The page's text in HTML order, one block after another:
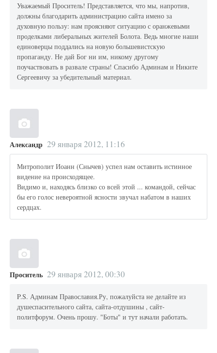
Уважаемый Проситель! Представляется, что мы, напротив,
должны благодарить администрацию сайта имено за
духовную пользу: нам проясняют ситуацию с оранжевыми
проделками либеральных жителей Болота. Ведь многие наши
единоверцы поддались на новую большевистскую
пропаганду. Не дай Бог ни им, никому другому
поучаствовать в развале страны! Спасибо Админам и Никите
Сергеевичу за убедительный материал.
Александр 29 января 2012, 11:16
Митрополит Иоанн (Снычев) успел нам оставить истинное
видение на происходящее.
Видимо и, находясь близко со всей этой ... командой, сейчас
бы его голос невероятной ясности звучал набатом в наших
сердцах.
Проситель 29 января 2012, 00:30
P.S. Админам Православия.Ру, пожалуйста не делайте из
душеспасительного сайта, сайта-отдушины , сайт-
политфорум. Очень прошу. "Боты" и тут начали работать.